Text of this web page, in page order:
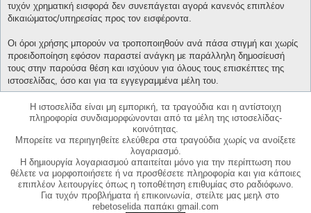
τυχόν χρηματική εισφορά δεν συνεπάγεται αγορά κανενός επιπλέον
δικαιώματος/υπηρεσίας προς τον εισφέροντα.
Οι όροι χρήσης μπορούν να τροποποιηθούν ανά πάσα στιγμή και χωρίς
προειδοποίηση εφόσον παραστεί ανάγκη με παράλληλη δημοσίευσή
τους στην παρούσα θέση και ισχύουν για όλους τους επισκέπτες της
ιστοσελίδας, όσο και για τα εγγεγραμμένα μέλη του.
Η ιστοσελίδα είναι μη εμπορική, τα τραγούδια και η αντίστοιχη
πληροφορία συνδιαμορφώνονται από τα μέλη της ιστοσελίδας-
κοινότητας.
Μπορείτε να περιηγηθείτε ελεύθερα στα τραγούδια χωρίς να ανοίξετε
λογαριασμό.
Η δημιουργία λογαριασμού απαιτείται μόνο για την περίπτωση που
θέλετε να μορφοποιήσετε ή να προσθέσετε πληροφορία και για κάποιες
επιπλέον λειτουργίες όπως η τοποθέτηση επιθυμίας στο ραδιόφωνο.
Για τυχόν προβλήματα ή επικοινωνία, στείλτε μας μεηλ στο
rebetoselida παπάκι gmail.com